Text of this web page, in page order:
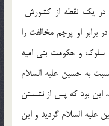
در يك نقطه از كشورش
او پرچم مخالفت را
سلوك و حكومت بنى اميه
به حسين عليه السلام
اين بود كه پس از نشستن
عليه السلام گرديد و اين